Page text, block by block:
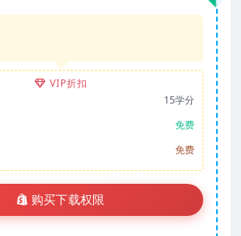
VIP折扣
15学分
免费
免费
购买下载权限